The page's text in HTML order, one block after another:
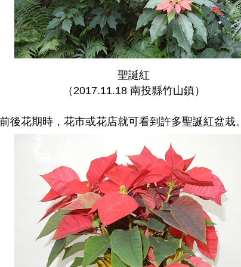
聖誕紅
（2017.11.18 南投縣竹山鎮）
花期時，花市或花店就可看到許多聖誕紅盆栽。